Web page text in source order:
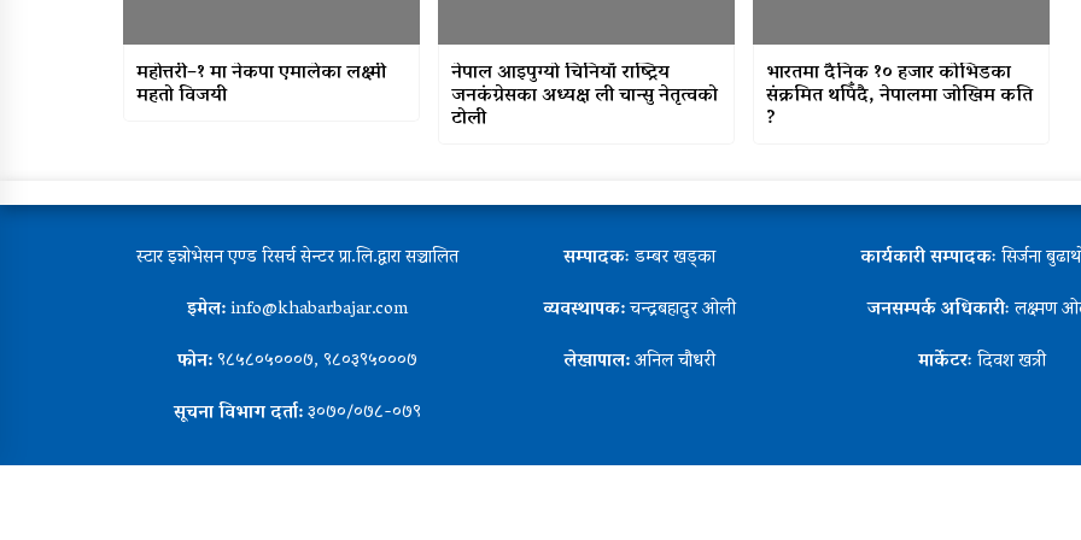
महोत्तरी–१ मा नेकपा एमालेका लक्ष्मी
महतो विजयी
नेपाल आइपुग्यो चिनियाँ राष्ट्रिय
जनकंग्रेसका अध्यक्ष ली चान्सु नेतृत्वको
टोली
भारतमा दैनिक १० हजार कोभिडका
संक्रमित थपिँदै, नेपालमा जोखिम कति
?
स्टार इन्नोभेसन एण्ड रिसर्च सेन्टर प्रा.लि.द्वारा सञ्चालित
इमेल:info@khabarbajar.com
फोन:९८५८०५०००७, ९८०३९५०००७
सूचना विभाग दर्ता:३०७०/०७८-०७९
सम्पादकःडम्बर खड्का
व्यवस्थापक:चन्द्रबहादुर ओली
लेखापाल:अनिल चौधरी
कार्यकारी सम्पादकःसिर्जना
जनसम्पर्क अधिकारीःलक्ष्मण
मार्केटरःदिवश खत्री